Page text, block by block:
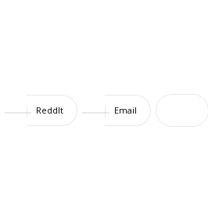
ReddIt Email